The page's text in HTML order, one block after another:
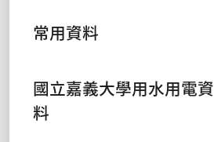
常用資料
國立嘉義大學用水用電資
料